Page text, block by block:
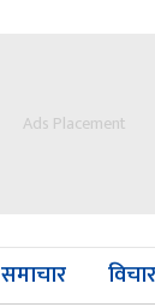
Ads Placement
समाचार विचार